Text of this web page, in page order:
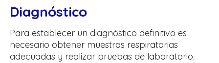
Diagnóstico
Para establecer un diagnóstico definitivo es
necesario obtener muestras respiratorias
adecuadas y realizar pruebas de laboratorio.